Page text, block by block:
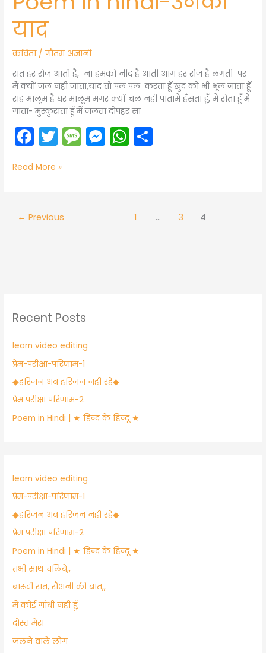
याद
कविता/गौतम अज्ञानी
रात हर रोज आती है, ना हमको नींद है आती आग हर रोज है लगती पर
मैं क्यों जल नही जाता,याद तो पल पल करता हूँ खुद को भी भूल जाता हूँ
राह मालूम है घर मालूम मगर क्यों चल नही पातामैं हँसता हूँ, मैं रोता हूँ मैं
गाता- मुस्कुराता हूँ मैं जलता दोपहर सा
F
a
c
b
T
w
itt
M
e
M
e
W
h
A
Read More »
← Previous 1 … 3 4
Recent Posts
learn video editing
प्रेम-परीक्षा-परिणाम-1
​◆हरिजन अब हरिजन नही रहे◆
प्रेम परीक्षा परिणाम-2
Poem in Hindi | ★ हिन्द के हिन्दू ★
learn video editing
प्रेम-परीक्षा-परिणाम-1
​◆हरिजन अब हरिजन नही रहे◆
प्रेम परीक्षा परिणाम-2
Poem in Hindi | ★ हिन्द के हिन्दू ★
तभी साथ चलिये,,
बारूदी रात, रौशनी की बात,,
मैं कोई गांधी नही हूँ,
दोस्त मेरा
जलने वाले लोग